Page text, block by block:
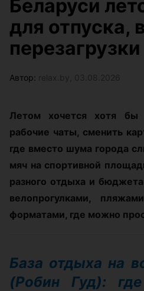
Беларуси
для отпуска,
перезагрузки
Автор:
Летом хочется хотя бы
рабочие чаты, сменить
где вместо шума города
мяч на спортивной
разного отдыха и
велопрогулками,
форматами, где можно
База отдыха на
(Робин Гуд):